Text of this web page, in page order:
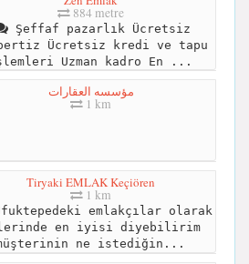
884 metre
Şeffaf pazarlık Ücretsiz
Ücretsiz kredi ve tapu
Uzman kadro En ...
مؤسسه العقارات
1 km
Tiryaki EMLAK Keçiören
1 km
emlakçılar olarak
en iyisi diyebilirim
ne istediğin...